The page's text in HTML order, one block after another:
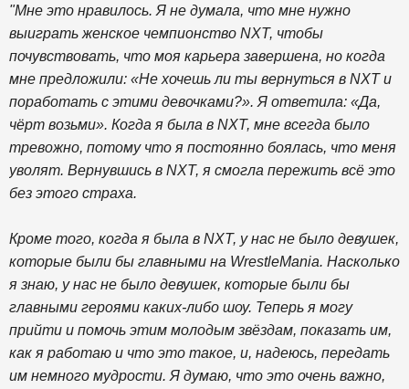
"Мне это нравилось. Я не думала, что мне нужно
выиграть женское чемпионство NXT, чтобы
почувствовать, что моя карьера завершена, но когда
мне предложили: «Не хочешь ли ты вернуться в NXT и
поработать с этими девочками?». Я ответила: «Да,
чёрт возьми». Когда я была в NXT, мне всегда было
тревожно, потому что я постоянно боялась, что меня
уволят. Вернувшись в NXT, я смогла пережить всё это
без этого страха.
Кроме того, когда я была в NXT, у нас не было девушек,
которые были бы главными на WrestleMania. Насколько
я знаю, у нас не было девушек, которые были бы
главными героями каких-либо шоу. Теперь я могу
прийти и помочь этим молодым звёздам, показать им,
как я работаю и что это такое, и, надеюсь, передать
им немного мудрости. Я думаю, что это очень важно,